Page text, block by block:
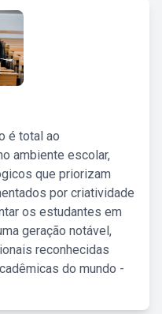
é total ao
ambiente escolar,
que priorizam
por criatividade
os estudantes em
geração notável,
reconhecidas
do mundo -